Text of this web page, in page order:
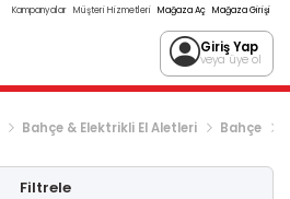
Kampanyalar Müşteri Hizmetleri Mağaza Aç Mağaza Girişi
Giriş Yap
veya üye ol
Bahçe & Elektrikli El Aletleri Bahçe
Filtrele